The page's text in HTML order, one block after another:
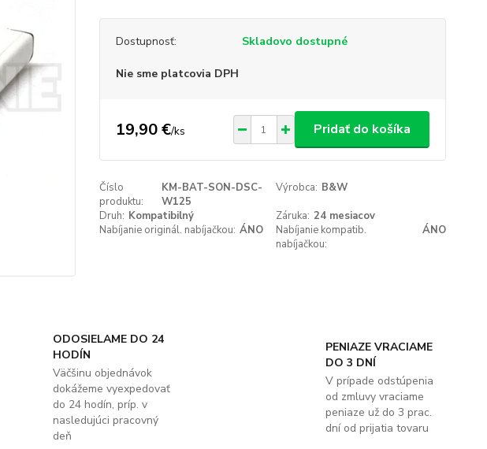
Dostupnosť: Skladovo dostupné
Nie sme platcovia DPH
19,90 €/ks Pridať do košíka
Číslo
produktu:
KM-BAT-SON-DSC-
W125
Výrobca: B&W
Druh: Kompatibilný Záruka: 24 mesiacov
Nabíjanie originál. nabíjačkou: ÁNO
Nabíjanie kompatib.
nabíjačkou:
ÁNO
ODOSIELAME DO 24
HODÍN
Väčšinu objednávok
dokážeme vyexpedovať
do 24 hodín, príp. v
nasledujúci pracovný
deň
PENIAZE VRACIAME
DO 3 DNÍ
V prípade odstúpenia
od zmluvy vraciame
peniaze už do 3 prac.
dní od prijatia tovaru